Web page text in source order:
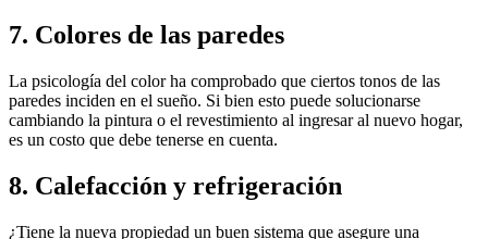
7. Colores de las paredes
La psicología del color ha comprobado que ciertos tonos de las
paredes inciden en el sueño. Si bien esto puede solucionarse
cambiando la pintura o el revestimiento al ingresar al nuevo hogar,
es un costo que debe tenerse en cuenta.
8. Calefacción y refrigeración
¿Tiene la nueva propiedad un buen sistema que asegure una